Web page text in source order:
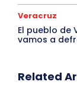
Veracruz
El pueblo de
vamos a
Related